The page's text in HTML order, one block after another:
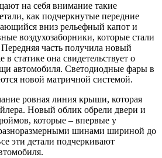
на себя внимание такие
как подчеркнутые передние
вниз рельефный капот и
воздухозаборники, которые стали
часть получила новый
статике она свидетельствует о
автомобиля. Светодиодные фары в
новой матричной системой.
ровная линия крыши, которая
Новый облик обрели двери и
которые – впервые у
шинами шириной до
эти детали подчеркивают